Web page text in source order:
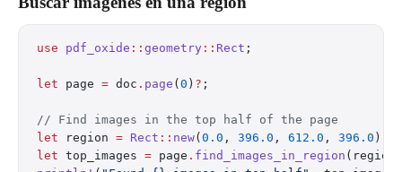
use pdf_oxide :: geometry :: Rect ;
let page = doc . page ( 0 ) ? ;
// Find images in the top half of the page
let region = Rect :: new( 0.0 , 396.0 , 612.0 , 396.0 );
let top_images = page . find_images_in_region